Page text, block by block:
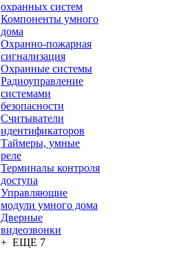
охранных систем
Компоненты умного
дома
Охранно-пожарная
сигнализация
Охранные системы
Радиоуправление
системами
безопасности
Считыватели
идентификаторов
Таймеры, умные
реле
Терминалы контроля
доступа
Управляющие
модули умного дома
Дверные
видеозвонки
+ ЕЩЕ 7